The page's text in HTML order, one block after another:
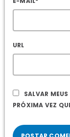
URL
SALVAR
PRÓXIMA VEZ